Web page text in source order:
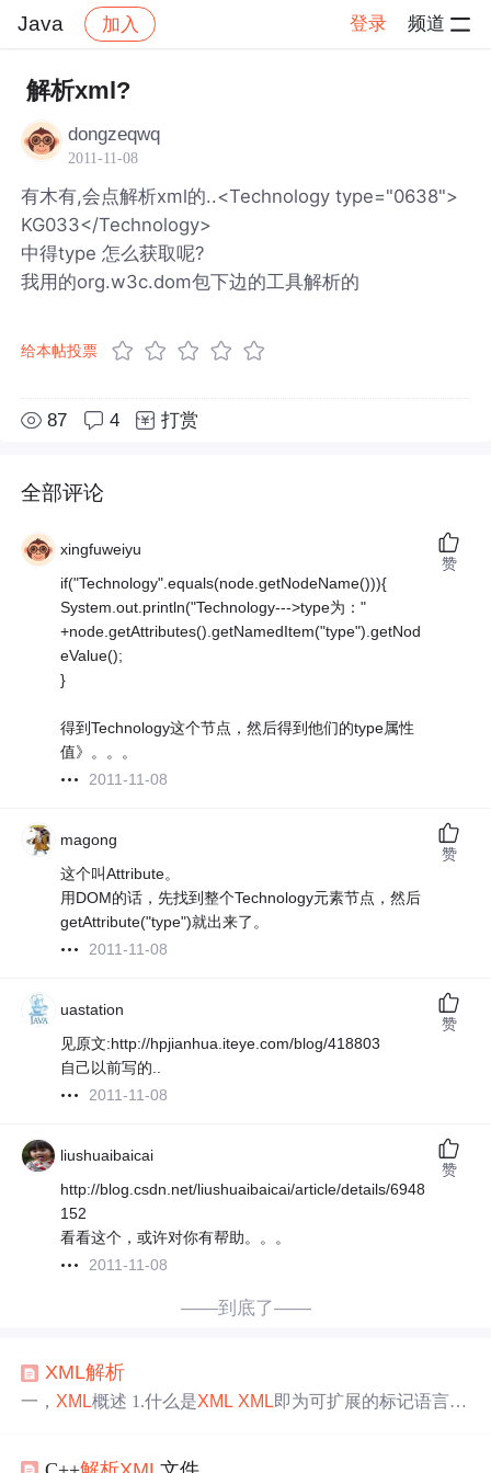
Java 加入 登录 频道
社区 Java
解析xml?
dongzeqwq
2011-11-08
有木有,会点解析xml的..<Technology type="0638">
KG033</Technology>
中得type 怎么获取呢?
我用的org.w3c.dom包下边的工具解析的
给本帖投票
87 4 打赏
全部评论
xingfuweiyu
if("Technology".equals(node.getNodeName())){
System.out.println("Technology--->type为："
+node.getAttributes().getNamedItem("type").getNod
eValue();
}
得到Technology这个节点，然后得到他们的type属性
值》。。。
2011-11-08
赞
magong
这个叫Attribute。
用DOM的话，先找到整个Technology元素节点，然后
getAttribute("type")就出来了。
2011-11-08
赞
uastation
见原文:http://hpjianhua.iteye.com/blog/418803
自己以前写的..
2011-11-08
赞
liushuaibaicai
http://blog.csdn.net/liushuaibaicai/article/details/6948
152
看看这个，或许对你有帮助。。。
2011-11-08
赞
——到底了——
XML解析
一， XML概述 1.什么是XML XML即为可扩展的标记语言